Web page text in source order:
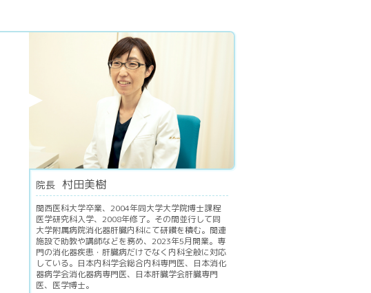
院長 村田美樹
関西医科大学卒業、2004年同大学大学院博士課程
医学研究科入学、2008年修了。その間並行して同
大学附属病院消化器肝臓内科にて研鑽を積む。関連
施設で助教や講師などを務め、2023年5月開業。専
門の消化器疾患・肝臓病だけでなく内科全般に対応
している。日本内科学会総合内科専門医、日本消化
器病学会消化器病専門医、日本肝臓学会肝臓専門
医、医学博士。